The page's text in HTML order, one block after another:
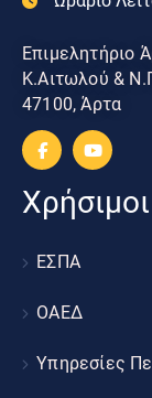
Επιμελητήριο
Κ.Αιτωλού &
47100, Άρτα
ΕΣΠΑ
ΟΑΕΔ
Υπηρεσίες